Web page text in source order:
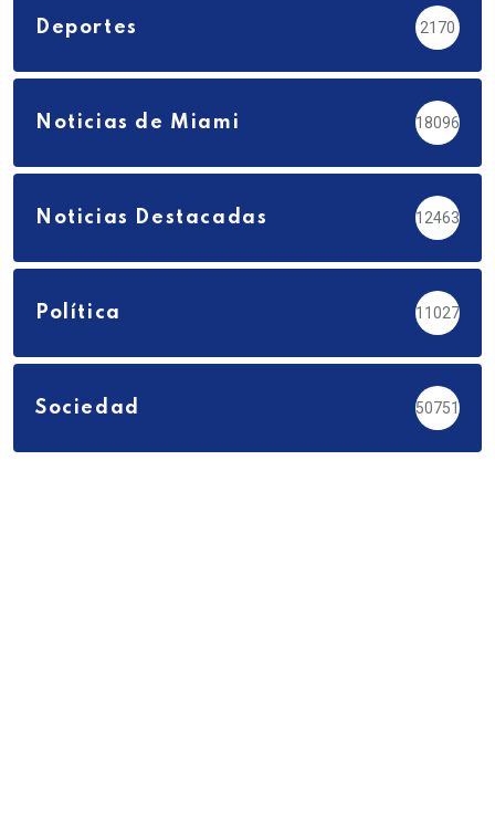
Deportes 2170
Noticias de Miami 18096
Noticias Destacadas 12463
Política 11027
Sociedad 50751